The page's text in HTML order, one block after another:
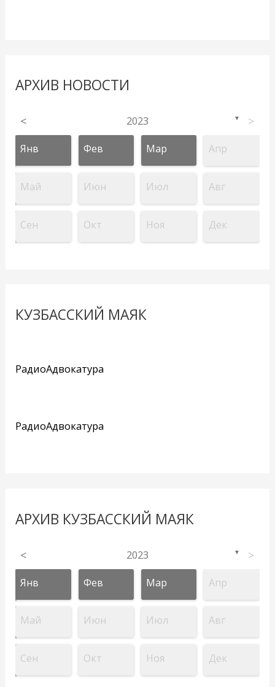
АРХИВ НОВОСТИ
< 2023 ▼ >
Янв Фев Мар Апр
Май Июн Июл Авг
Сен Окт Ноя Дек
КУЗБАССКИЙ МАЯК
РадиоАдвокатура
РадиоАдвокатура
АРХИВ КУЗБАССКИЙ МАЯК
< 2023 ▼ >
Янв Фев Мар Апр
Май Июн Июл Авг
Сен Окт Ноя Дек